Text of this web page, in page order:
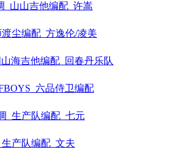
_山山吉他编配_许嵩
尘编配_方逸伦/凌美
海吉他编配_回春丹乐队
六品侍卫编配
_生产队编配_七元
产队编配_文夫